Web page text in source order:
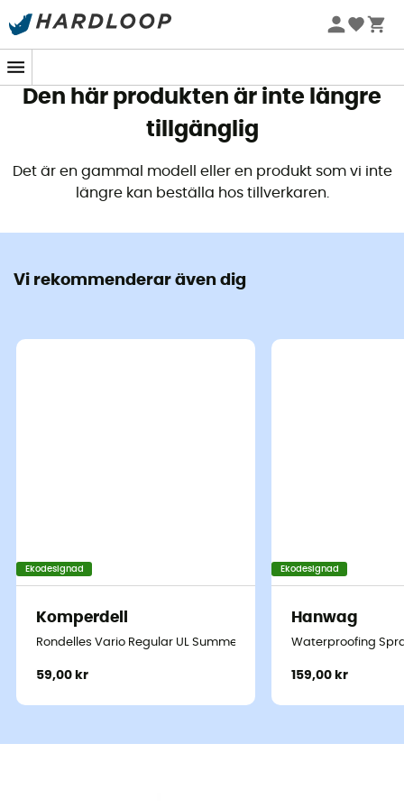
Sommarerbjudanden 🔥 -5 % EXTRA vid köp av 2 produkter*
Den här produkten är inte längre
tillgänglig
Det är en gammal modell eller en produkt som vi inte
längre kan beställa hos tillverkaren.
Vi rekommenderar även dig
Ekodesignad
Komperdell
Rondelles Vario Regular UL Summer 7 cm Blister
59,00 kr
Ekodesignad
Hanwag
Waterproofing
159,00 kr